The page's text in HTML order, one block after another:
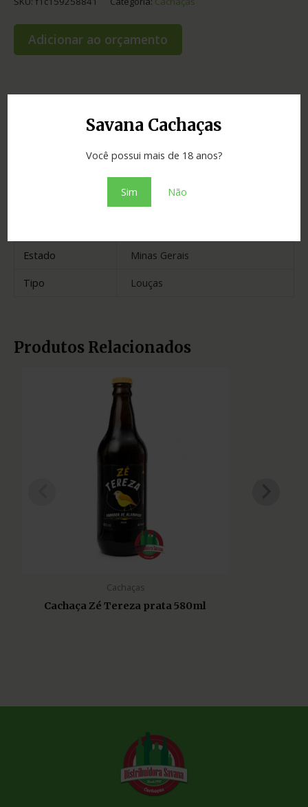
Savana Cachaças
Você possui mais de 18 anos?
Sim Não
Adicionar ao orçamento
Salinas
Estado
Minas Gerais
Tipo
Louças
Produtos Relacionados
Cachaças
Cachaça Zé Tereza prata 580ml